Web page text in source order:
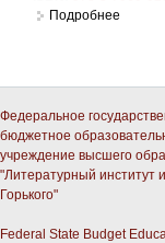
Подробнее
Федеральное
бюджетное
учреждение высшего
"Литературный институт
Горького"
Federal State Budget